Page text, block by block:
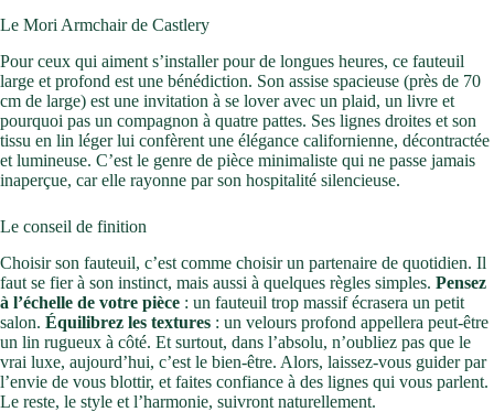
Le Mori Armchair de Castlery
Pour ceux qui aiment s’installer pour de longues heures, ce fauteuil
large et profond est une bénédiction. Son assise spacieuse (près de 70
cm de large) est une invitation à se lover avec un plaid, un livre et
pourquoi pas un compagnon à quatre pattes. Ses lignes droites et son
tissu en lin léger lui confèrent une élégance californienne, décontractée
et lumineuse. C’est le genre de pièce minimaliste qui ne passe jamais
inaperçue, car elle rayonne par son hospitalité silencieuse.
Le conseil de finition
Choisir son fauteuil, c’est comme choisir un partenaire de quotidien. Il
faut se fier à son instinct, mais aussi à quelques règles simples. Pensez
à l’échelle de votre pièce : un fauteuil trop massif écrasera un petit
salon. Équilibrez les textures : un velours profond appellera peut-être
un lin rugueux à côté. Et surtout, dans l’absolu, n’oubliez pas que le
vrai luxe, aujourd’hui, c’est le bien-être. Alors, laissez-vous guider par
l’envie de vous blottir, et faites confiance à des lignes qui vous parlent.
Le reste, le style et l’harmonie, suivront naturellement.